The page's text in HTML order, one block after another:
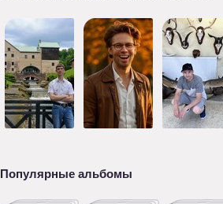
Популярные альбомы